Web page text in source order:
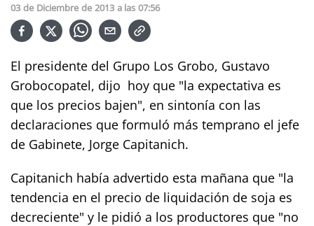
03 de Diciembre de 2013 a las 07:56
El presidente del Grupo Los Grobo, Gustavo
Grobocopatel, dijo hoy que "la expectativa es
que los precios bajen", en sintonía con las
declaraciones que formuló más temprano el jefe
de Gabinete, Jorge Capitanich.
Capitanich había advertido esta mañana que "la
tendencia en el precio de liquidación de soja es
decreciente" y le pidió a los productores que "no